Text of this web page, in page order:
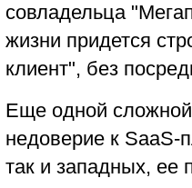
совладельца
жизни придется
клиент", без
Еще одной
недоверие к SaaS-
так и западных, ее